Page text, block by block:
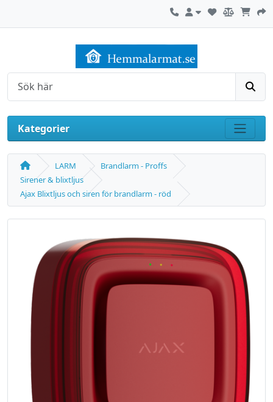
Kontakta oss
Mitt konto
Sök
Kategorier
Visa
LARM
Brandlarm - Proffs
Sirener & blixtljus
Ajax Blixtljus och siren för brandlarm - röd